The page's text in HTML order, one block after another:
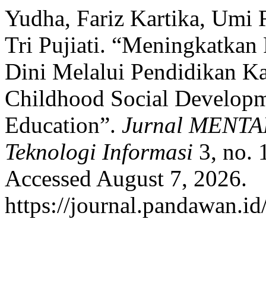
Yudha, Fariz Kartika, Umi
Tri Pujiati. “Meningkatkan
Dini Melalui Pendidikan
Childhood Social
Education”. Jurnal
Teknologi Informasi 3, no.
Accessed August 7, 2026.
https://